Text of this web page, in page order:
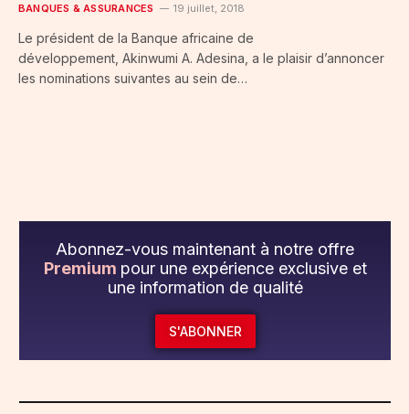
BANQUES & ASSURANCES 19 juillet, 2018
Le président de la Banque africaine de
développement, Akinwumi A. Adesina, a le plaisir d’annoncer
les nominations suivantes au sein de…
Abonnez-vous maintenant à notre offre
Premium pour une expérience exclusive et
une information de qualité
S'ABONNER